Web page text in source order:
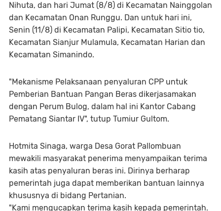
Nihuta, dan hari Jumat (8/8) di Kecamatan Nainggolan
dan Kecamatan Onan Runggu. Dan untuk hari ini,
Senin (11/8) di Kecamatan Palipi, Kecamatan Sitio tio,
Kecamatan Sianjur Mulamula, Kecamatan Harian dan
Kecamatan Simanindo.
"Mekanisme Pelaksanaan penyaluran CPP untuk
Pemberian Bantuan Pangan Beras dikerjasamakan
dengan Perum Bulog, dalam hal ini Kantor Cabang
Pematang Siantar IV", tutup Tumiur Gultom.
Hotmita Sinaga, warga Desa Gorat Pallombuan
mewakili masyarakat penerima menyampaikan terima
kasih atas penyaluran beras ini. Dirinya berharap
pemerintah juga dapat memberikan bantuan lainnya
khususnya di bidang Pertanian.
"Kami mengucapkan terima kasih kepada pemerintah.